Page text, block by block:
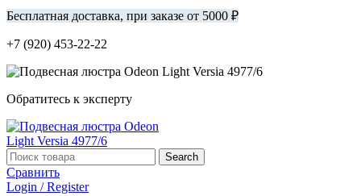
Бесплатная доставка, при заказе от 5000 ₽
+7 (920) 453-22-22
Обратитесь к эксперту
Search
Сравнить
Login / Register